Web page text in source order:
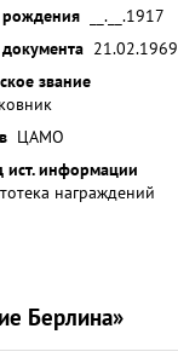
__.__.1917
21.02.1969
звание
ЦАМО
информации
награждений
Берлина»